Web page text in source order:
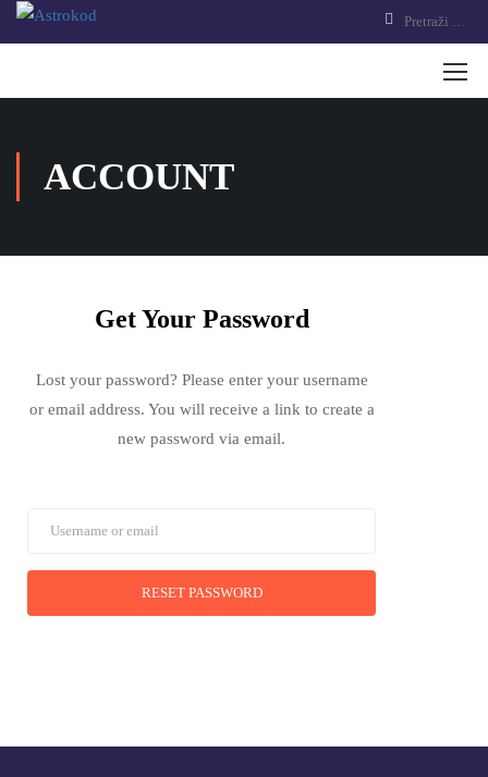
ACCOUNT
Get Your Password
Lost your password? Please enter your username
or email address. You will receive a link to create a
new password via email.